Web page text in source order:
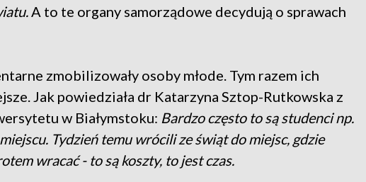
A to te organy samorządowe decydują o sprawach
zmobilizowały osoby młode. Tym razem ich
Jak powiedziała dr Katarzyna Sztop-Rutkowska z
w Białymstoku: Bardzo często to są studenci np.
Tydzień temu wrócili ze świąt do miejsc, gdzie
wracać - to są koszty, to jest czas.